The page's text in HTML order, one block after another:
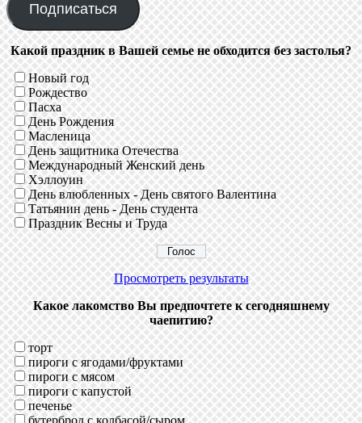
Подписаться
Какой праздник в Вашей семье не обходится без застолья?
Новый год
Рождество
Пасха
День Рождения
Масленица
День защитника Отечества
Международный Женский день
Хэллоуин
День влюбленных - День святого Валентина
Татьянин день - День студента
Праздник Весны и Труда
Просмотреть результаты
Какое лакомство Вы предпочтете к сегодняшнему
чаепитию?
торт
пироги с ягодами/фруктами
пироги с мясом
пироги с капустой
печенье